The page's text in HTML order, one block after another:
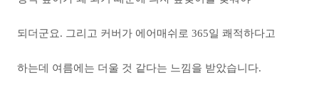
되더군요. 그리고 커버가 에어매쉬로 365일 쾌적하다고
하는데 여름에는 더울 것 같다는 느낌을 받았습니다.